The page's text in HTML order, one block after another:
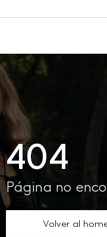
404
Página no
Volver al